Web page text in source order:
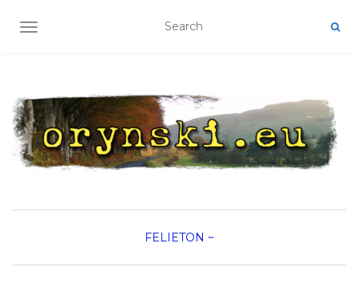
TOGGLE NAVIGATION
FELIETON ~